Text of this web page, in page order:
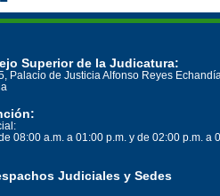
Superior de la Judicatura:
Palacio de Justicia Alfonso Reyes
08:00 a.m. a 01:00 p.m. y de 02:00 p.m. a
Judiciales y Sedes